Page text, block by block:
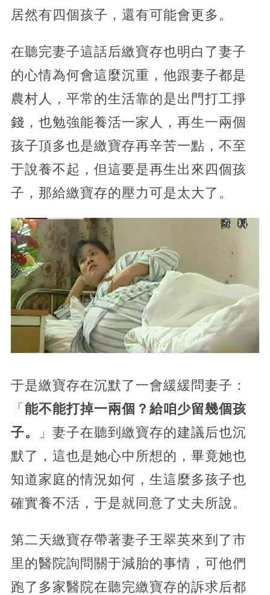
居然有四個孩子，還有可能會更多。
在聽完妻子這話后繳寶存也明白了妻子
的心情為何會這麼沉重，他跟妻子都是
農村人，平常的生活靠的是出門打工掙
錢，也勉強能養活一家人，再生一兩個
孩子頂多也是繳寶存再辛苦一點，不至
于說養不起，但這要是再生出來四個孩
子，那給繳寶存的壓力可是太大了。
于是繳寶存在沉默了一會緩緩問妻子：
「 能不能打掉一兩個？給咱少留幾個孩
子。
」妻子在聽到繳寶存的建議后也沉
默了，這也是她心中所想的，畢竟她也
知道家庭的情況如何，生這麼多孩子也
確實養不活，于是就同意了丈夫所說。
第二天繳寶存帶著妻子王翠英來到了市
里的醫院詢問關于減胎的事情，可他們
跑了多家醫院在聽完繳寶存的訴求后都